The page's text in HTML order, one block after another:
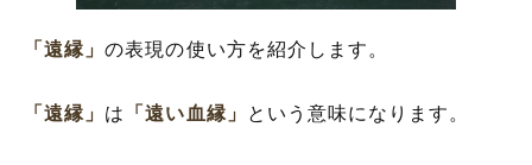
「遠縁」の表現の使い方を紹介します。
「遠縁」 は 「遠い血縁」 という意味になります。